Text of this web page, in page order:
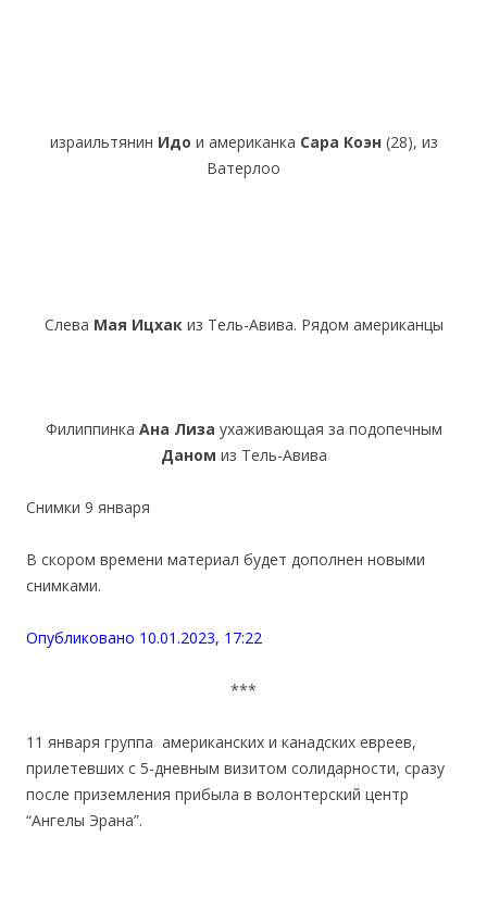
израильтянин Идо и американка Сара Коэн(28), из
Ватерлоо
Слева Мая Ицхакиз Тель-Авива. Рядом американцы
Филиппинка Ана Лиза ухаживающая за подопечным
Даном из Тель-Авива
Снимки 9 января
В скором времени материал будет дополнен новыми
снимками.
Опубликовано 10.01.2023, 17:22
***
11 января группа американских и канадских евреев,
прилетевших с 5-дневным визитом солидарности, сразу
после приземления прибыла в волонтерский центр
“Ангелы Эрана”.